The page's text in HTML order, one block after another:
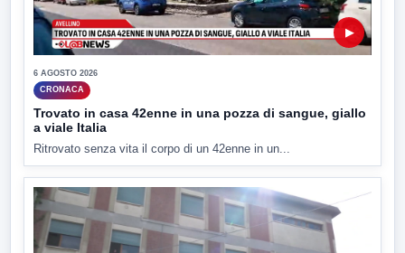
▶
6 AGOSTO 2026
CRONACA
Trovato in casa 42enne in una pozza di sangue, giallo
a viale Italia
Ritrovato senza vita il corpo di un 42enne in un...